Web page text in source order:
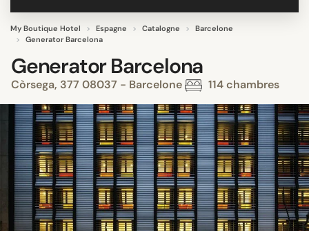
My Boutique Hotel Espagne Catalogne
Barcelone
Generator Barcelona
Generator Barcelona
Còrsega, 377 08037 - Barcelone 114 chambres